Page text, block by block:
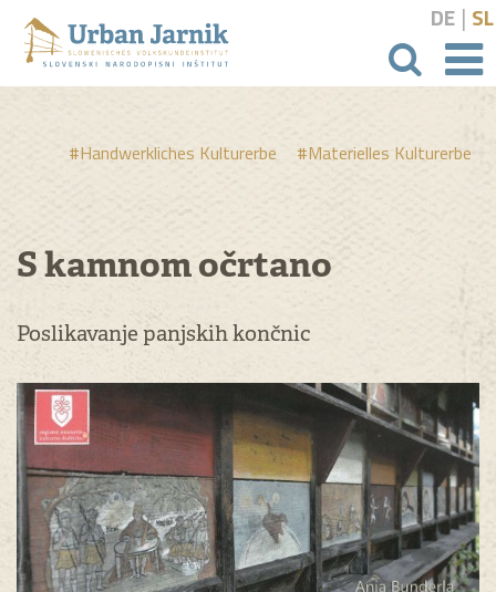
DE | SL
#Handwerkliches Kulturerbe #Materielles Kulturerbe
S kamnom očrtano
Poslikavanje panjskih končnic